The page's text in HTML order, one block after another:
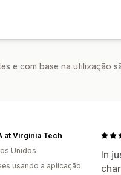
e com base na utilização
In
at Virginia Tech
Unidos
usando a aplicação